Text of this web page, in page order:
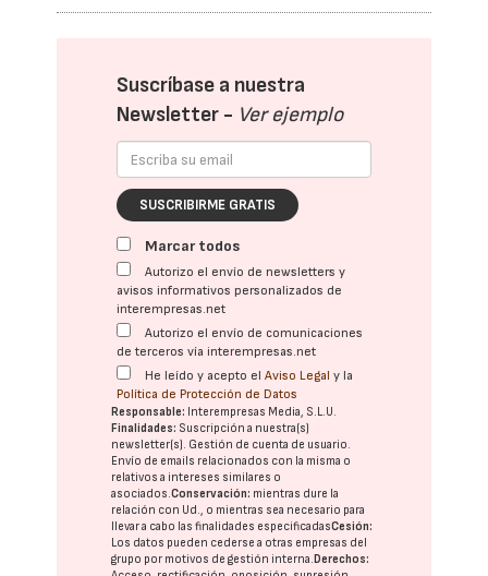
Suscríbase a nuestra
Newsletter - Ver ejemplo
SUSCRIBIRME GRATIS
Marcar todos
Autorizo el envío de newsletters y
avisos informativos personalizados de
interempresas.net
Autorizo el envío de comunicaciones
de terceros vía interempresas.net
He leído y acepto elAviso Legal y la
Política de Protección de Datos
Responsable: Interempresas Media, S.L.U.
Finalidades: Suscripción a nuestra(s)
newsletter(s). Gestión de cuenta de usuario.
Envío de emails relacionados con la misma o
relativos a intereses similares o
asociados.Conservación: mientras dure la
relación con Ud., o mientras sea necesario para
llevar a cabo las finalidades especificadasCesión:
Los datos pueden cederse a otras empresas del
grupo por motivos de gestión interna.Derechos: